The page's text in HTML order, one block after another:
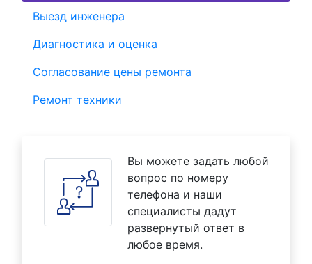
Выезд инженера
Диагностика и оценка
Согласование цены ремонта
Ремонт техники
Вы можете задать любой
вопрос по номеру
телефона и наши
специалисты дадут
развернутый ответ в
любое время.